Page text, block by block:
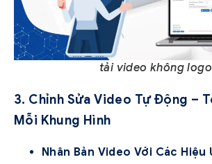
tải video không logo
3. Chỉnh Sửa Video Tự Động –
Mỗi Khung Hình
Nhân Bản Video Với Các Hiệu